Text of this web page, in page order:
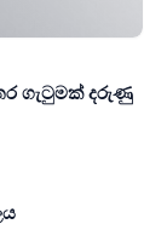
ගැටුමක් දරුණු